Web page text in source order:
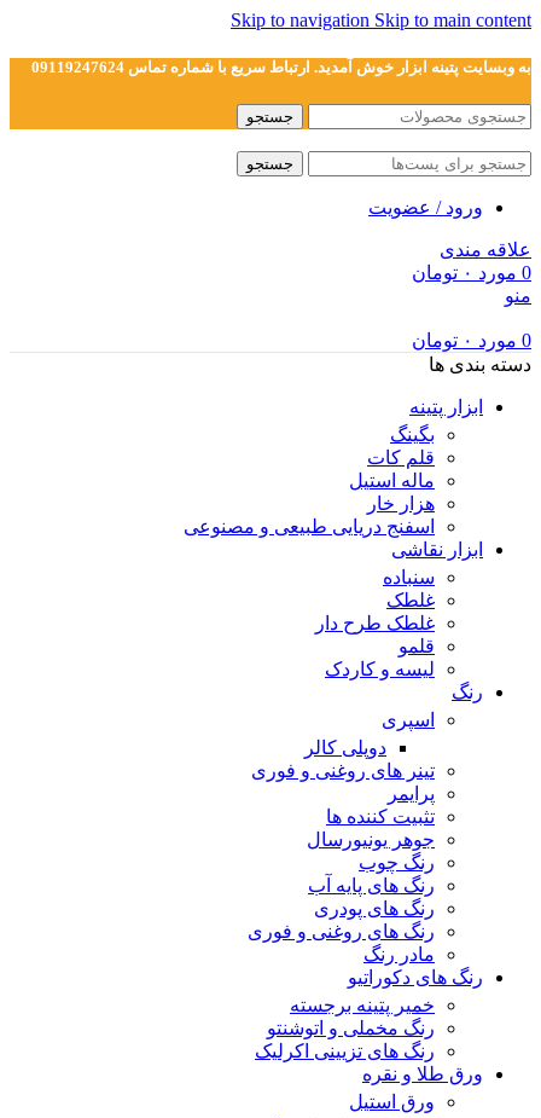
Skip to navigation Skip to main content
به وبسایت پتینه ابزار خوش آمدید. ارتباط سریع با شماره تماس 09119247624
جستجو
جستجو
ورود / عضویت
علاقه مندی
0 مورد ۰ تومان
منو
0 مورد ۰ تومان
دسته بندی ها
ابزار پتینه
بگینگ
قلم کات
ماله استیل
هزار خار
اسفنج دریایی طبیعی و مصنوعی
ابزار نقاشی
سنباده
غلطک
غلطک طرح دار
قلمو
لیسه و کاردک
رنگ
اسپری
دوپلی کالر
تینر های روغنی و فوری
پرایمر
تثبیت کننده ها
جوهر یونیورسال
رنگ چوب
رنگ‌ های پایه آب
رنگ های پودری
رنگ‌ های روغنی و فوری
مادر رنگ
رنگ های دکوراتیو
خمیر پتینه برجسته
رنگ مخملی و اتوشنتو
رنگ های تزیینی اکرلیک
ورق طلا و نقره
ورق استیل